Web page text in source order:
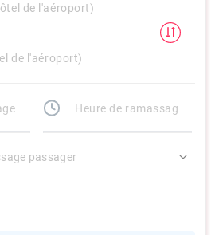
de l'aéroport)
de l'aéroport)
passager